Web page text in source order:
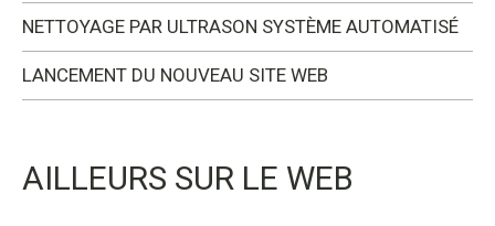
NETTOYAGE PAR ULTRASON SYSTÈME AUTOMATISÉ
LANCEMENT DU NOUVEAU SITE WEB
AILLEURS SUR LE WEB